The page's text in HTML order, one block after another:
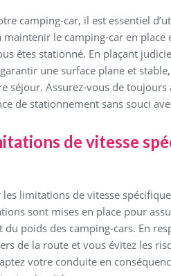
camping-car, il est essentiel
maintenir le camping-car en
êtes stationné. En plaçant
une surface plane et
séjour. Assurez-vous de
de stationnement sans souci
de vitesse
les limitations de vitesse
sont mises en place pour
poids des camping-cars. En
de la route et vous évitez les
votre conduite en